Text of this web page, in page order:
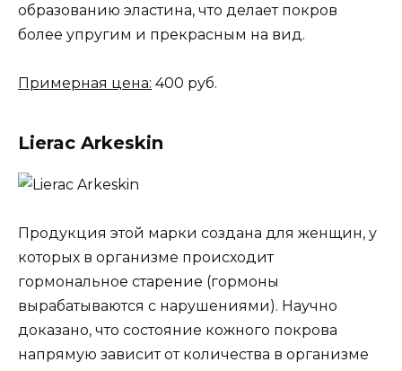
образованию эластина, что делает покров
более упругим и прекрасным на вид.
Примерная цена: 400 руб.
Lierac Arkeskin
Продукция этой марки создана для женщин, у
которых в организме происходит
гормональное старение (гормоны
вырабатываются с нарушениями). Научно
доказано, что состояние кожного покрова
напрямую зависит от количества в организме